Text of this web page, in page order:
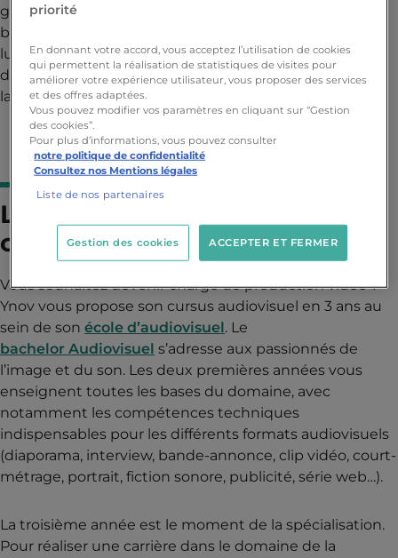
gère les plannings, les contrats, la répartition du
budget… tout en respectant le cahier des charges qui
lui a été remis. Il veille également au bon déroulement
des étapes du tournage, de la post-production puis de
la livraison finale.
Les études pour devenir
chargé de production vidéo
Vous souhaitez devenir chargé de production vidéo ?
Ynov vous propose son cursus audiovisuel en 3 ans au
sein de son école d’audiovisuel. Le
bachelor Audiovisuel s’adresse aux passionnés de
l’image et du son. Les deux premières années vous
enseignent toutes les bases du domaine, avec
notamment les compétences techniques
indispensables pour les différents formats audiovisuels
(diaporama, interview, bande-annonce, clip vidéo, court-
métrage, portrait, fiction sonore, publicité, série web…).
La troisième année est le moment de la spécialisation.
Pour réaliser une carrière dans le domaine de la
priorité
En donnant votre accord, vous acceptez l’utilisation de cookies
qui permettent la réalisation de statistiques de visites pour
améliorer votre expérience utilisateur, vous proposer des services
et des offres adaptées.
Vous pouvez modifier vos paramètres en cliquant sur “Gestion
des cookies”.
Pour plus d’informations, vous pouvez consulter
notre politique de confidentialité
Consultez nos Mentions légales
Liste de nos partenaires
ACCEPTER ET FERMER
Gestion des cookies